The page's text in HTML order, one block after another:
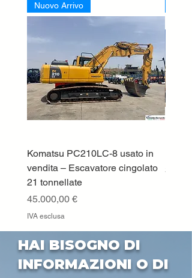
Nuovo Arrivo
Komatsu PC210LC-8 usato in
vendita – Escavatore cingolato
21 tonnellate
Prezzo
45.000,00 €
IVA esclusa
Prezzo
HAI BISOGNO DI
INFORMAZIONI O DI